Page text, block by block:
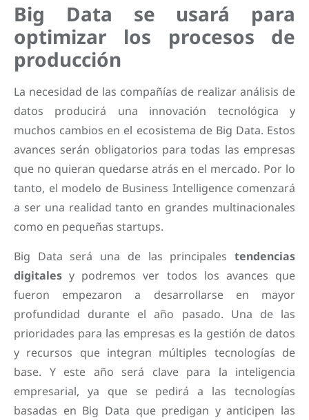
Big Data se usará para
optimizar los procesos de
producción
La necesidad de las compañías de realizar análisis de
datos producirá una innovación tecnológica y
muchos cambios en el ecosistema de Big Data. Estos
avances serán obligatorios para todas las empresas
que no quieran quedarse atrás en el mercado. Por lo
tanto, el modelo de Business Intelligence comenzará
a ser una realidad tanto en grandes multinacionales
como en pequeñas startups.
Big Data será una de las principales tendencias
digitales y podremos ver todos los avances que
fueron empezaron a desarrollarse en mayor
profundidad durante el año pasado. Una de las
prioridades para las empresas es la gestión de datos
y recursos que integran múltiples tecnologías de
base. Y este año será clave para la inteligencia
empresarial, ya que se pedirá a las tecnologías
basadas en Big Data que predigan y anticipen las